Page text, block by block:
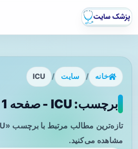
خانه / سایت /
ICU
برچسب: ICU - صفحه 1
مشاهده می‌کنید.